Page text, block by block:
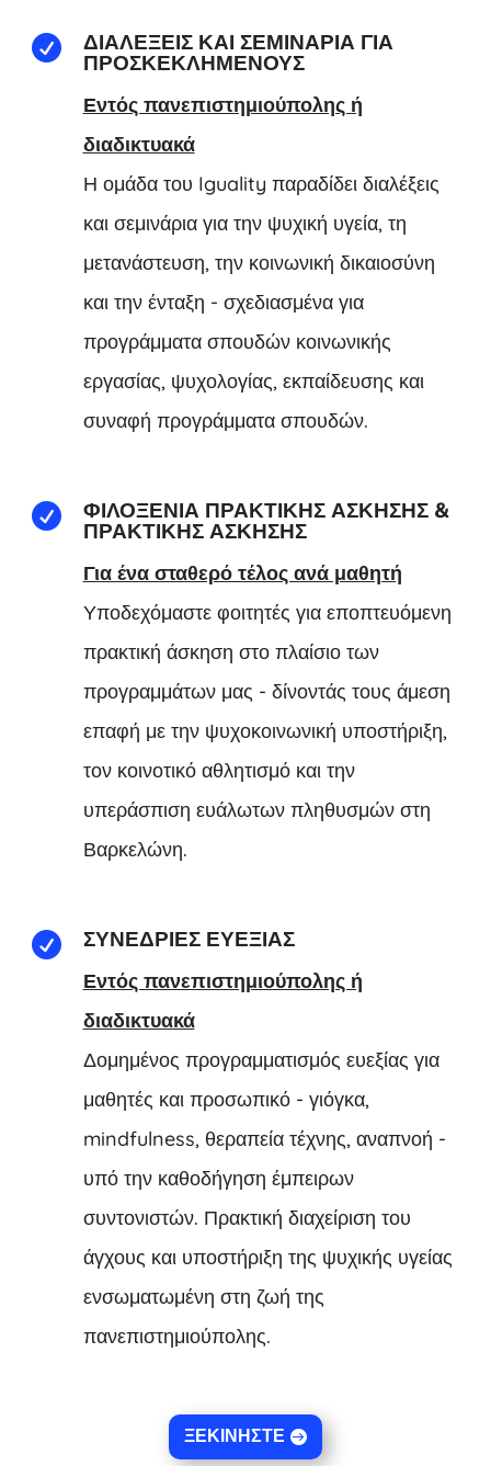
 ΔΙΑΛΈΞΕΙΣ ΚΑΙ ΣΕΜΙΝΆΡΙΑ ΓΙΑ
ΠΡΟΣΚΕΚΛΗΜΈΝΟΥΣ
Εντός πανεπιστημιούπολης ή
διαδικτυακά
Η ομάδα του Iguality παραδίδει διαλέξεις
και σεμινάρια για την ψυχική υγεία, τη
μετανάστευση, την κοινωνική δικαιοσύνη
και την ένταξη - σχεδιασμένα για
προγράμματα σπουδών κοινωνικής
εργασίας, ψυχολογίας, εκπαίδευσης και
συναφή προγράμματα σπουδών.
 ΦΙΛΟΞΕΝΊΑ ΠΡΑΚΤΙΚΉΣ ΆΣΚΗΣΗΣ &
ΠΡΑΚΤΙΚΉΣ ΆΣΚΗΣΗΣ
Για ένα σταθερό τέλος ανά μαθητή
Υποδεχόμαστε φοιτητές για εποπτευόμενη
πρακτική άσκηση στο πλαίσιο των
προγραμμάτων μας - δίνοντάς τους άμεση
επαφή με την ψυχοκοινωνική υποστήριξη,
τον κοινοτικό αθλητισμό και την
υπεράσπιση ευάλωτων πληθυσμών στη
Βαρκελώνη.
 ΣΥΝΕΔΡΊΕΣ ΕΥΕΞΊΑΣ
Εντός πανεπιστημιούπολης ή
διαδικτυακά
Δομημένος προγραμματισμός ευεξίας για
μαθητές και προσωπικό - γιόγκα,
mindfulness, θεραπεία τέχνης, αναπνοή -
υπό την καθοδήγηση έμπειρων
συντονιστών. Πρακτική διαχείριση του
άγχους και υποστήριξη της ψυχικής υγείας
ενσωματωμένη στη ζωή της
πανεπιστημιούπολης.
ΞΕΚΙΝΉΣΤΕ